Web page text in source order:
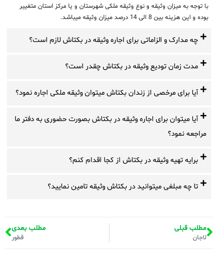
با توجه به میزان وثیقه و نوع وثیقه ملکی شهرستان و یا مرکز استان متغییر
بوده و این هزینه بین 8 الی 14 درصد میزان وثیقه میباشد.
چه مدارک و الزاماتی برای اجاره وثیقه در بکتاش لازم است؟
مدت زمان تودیع وثیقه در بکتاش چقدر است؟
آیا برای مرخصی از زندان بکتاش میتوان وثیقه ملکی اجاره نمود؟
آیا میتوان برای اجاره وثیقه در بکتاش بصورت حضوری به دفتر ما
مراجعه نمود؟
برایه تهیه وثیقه در بکتاش از کجا اقدام کنم؟
تا چه مبلغی میتوانید در بکتاش وثیقه تامین نمایید؟
مطلب قبلی
لاجان
مطلب بعدی
قطور